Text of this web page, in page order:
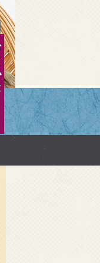
おさかなマイスターの部
内